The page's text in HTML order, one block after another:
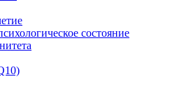
состояние